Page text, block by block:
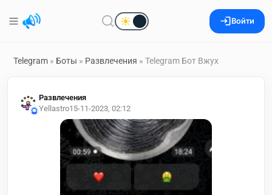
Войти
Telegram » Боты » Развлечения » Telegram Бот Вжух
Развлечения
Yellastro15-11-2023, 02:12